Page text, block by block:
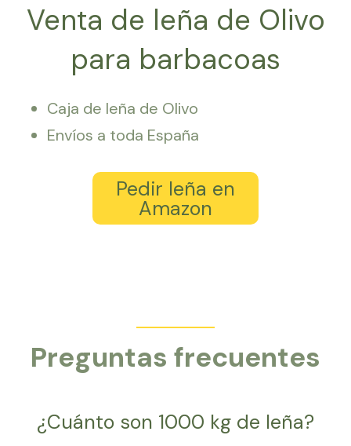
Venta de leña de Olivo
para barbacoas
Caja de leña de Olivo
Envíos a toda España
Pedir leña en
Amazon
Preguntas frecuentes
¿Cuánto son 1000 kg de leña?